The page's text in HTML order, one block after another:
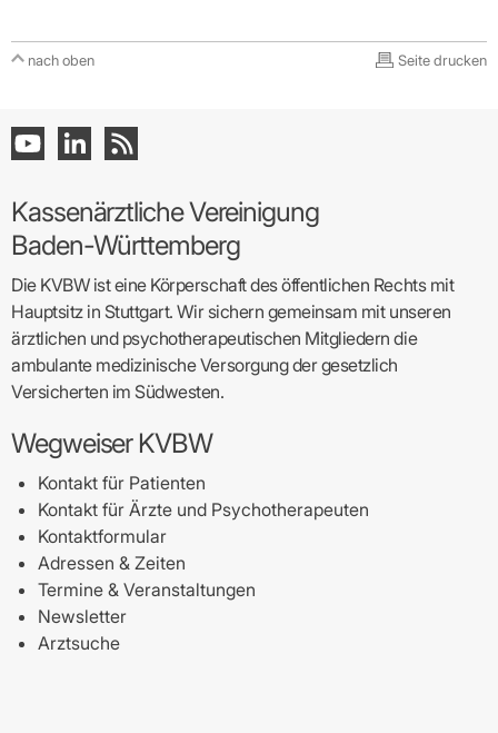
nach oben Seite drucken
Kassenärztliche Vereinigung
Baden-Württemberg
Die KVBW ist eine Körperschaft des öffentlichen Rechts mit
Hauptsitz in Stuttgart. Wir sichern gemeinsam mit unseren
ärztlichen und psychotherapeutischen Mitgliedern die
ambulante medizinische Versorgung der gesetzlich
Versicherten im Südwesten.
Wegweiser KVBW
Kontakt für Patienten
Kontakt für Ärzte und Psychotherapeuten
Kontaktformular
Adressen & Zeiten
Termine & Veranstaltungen
Newsletter
Arztsuche